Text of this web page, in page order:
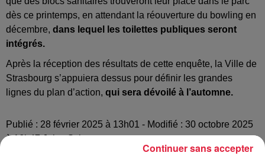
dès ce printemps, en attendant la réouverture du bowling en
décembre, dans lequel les toilettes publiques seront
intégrés.
Après la réception des résultats de cette enquête, la Ville de
Strasbourg s’appuiera dessus pour définir les grandes
lignes du plan d’action, qui sera dévoilé à l’automne.
Publié : 28 février 2025 à 13h01 - Modifié : 30 octobre 2025
à 16h47 Jules Scheuer
Continuer sans accepter